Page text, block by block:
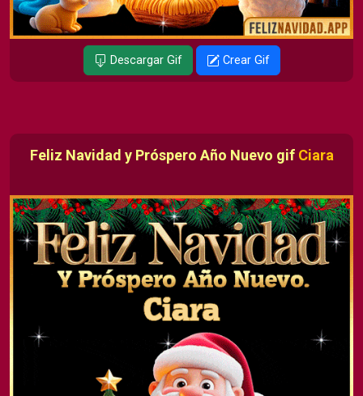
Descargar Gif Crear Gif
Feliz Navidad y Próspero Año Nuevo gif Ciara